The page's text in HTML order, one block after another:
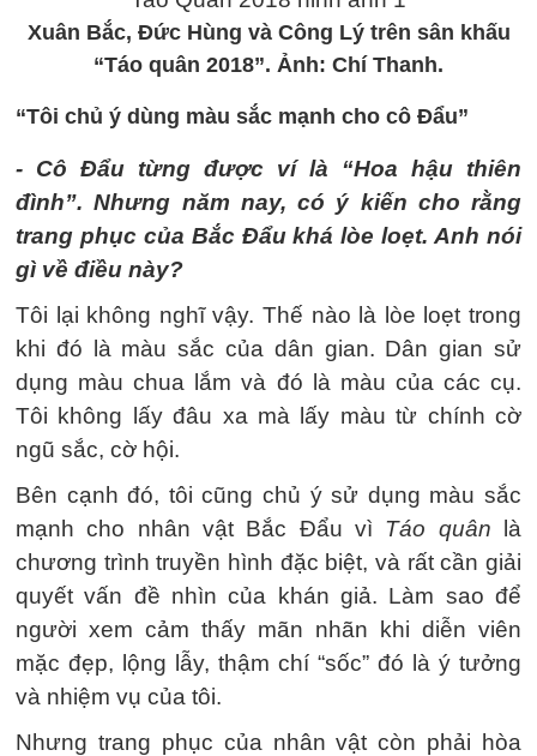
Xuân Bắc, Đức Hùng và Công Lý trên sân khấu
“Táo quân 2018”. Ảnh: Chí Thanh.
“Tôi chủ ý dùng màu sắc mạnh cho cô Đẩu”
- Cô Đẩu từng được ví là “Hoa hậu thiên
đình”. Nhưng năm nay, có ý kiến cho rằng
trang phục của Bắc Đẩu khá lòe loẹt. Anh nói
gì về điều này?
Tôi lại không nghĩ vậy. Thế nào là lòe loẹt trong
khi đó là màu sắc của dân gian. Dân gian sử
dụng màu chua lắm và đó là màu của các cụ.
Tôi không lấy đâu xa mà lấy màu từ chính cờ
ngũ sắc, cờ hội.
Bên cạnh đó, tôi cũng chủ ý sử dụng màu sắc
mạnh cho nhân vật Bắc Đẩu vì Táo quân là
chương trình truyền hình đặc biệt, và rất cần giải
quyết vấn đề nhìn của khán giả. Làm sao để
người xem cảm thấy mãn nhãn khi diễn viên
mặc đẹp, lộng lẫy, thậm chí “sốc” đó là ý tưởng
và nhiệm vụ của tôi.
Nhưng trang phục của nhân vật còn phải hòa